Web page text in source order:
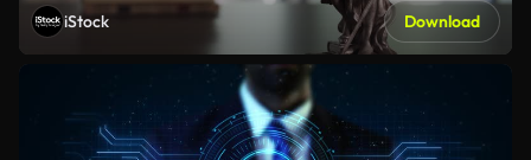
iStock Download